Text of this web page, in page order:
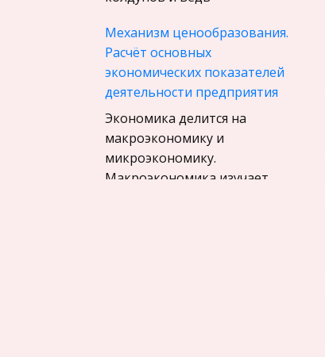
Материаловедение
Авиация
Программирование, Базы
данных
Бухгалтерский учет
История
Уголовное право
Экскурсии и туризм
Механизм ценообразования.
Расчёт основных
экономических показателей
деятельности предприятия
Экономика делится на
макроэкономику и
микроэкономику.
Макроэкономика изучает